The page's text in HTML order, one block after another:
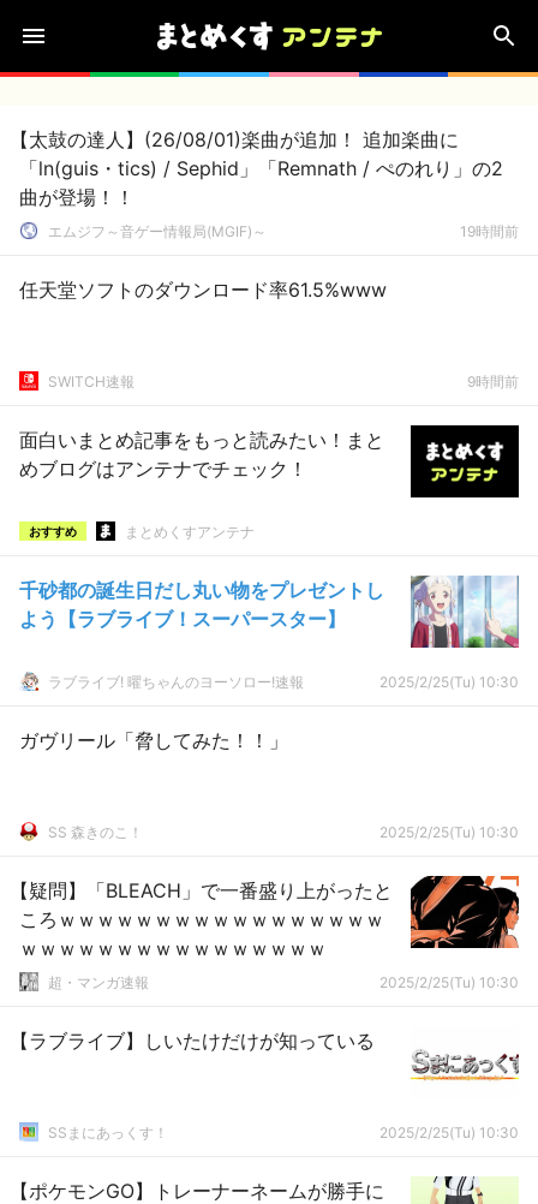
【太鼓の達人】(26/08/01)楽曲が追加！ 追加楽曲に
「ln(guis・tics) / Sephid」「Remnath / ぺのれり」の2
曲が登場！！
エムジフ～音ゲー情報局(MGIF)～ 19時間前
任天堂ソフトのダウンロード率61.5%www
SWITCH速報 9時間前
面白いまとめ記事をもっと読みたい！まと
めブログはアンテナでチェック！
おすすめ まとめくすアンテナ
千砂都の誕生日だし丸い物をプレゼントし
よう【ラブライブ！スーパースター】
ラブライブ! 曜ちゃんのヨーソロー!速報 2025/2/25(Tu) 10:30
ガヴリール「脅してみた！！」
SS 森きのこ！ 2025/2/25(Tu) 10:30
【疑問】「BLEACH」で一番盛り上がったと
ころｗｗｗｗｗｗｗｗｗｗｗｗｗｗｗｗｗ
ｗｗｗｗｗｗｗｗｗｗｗｗｗｗｗｗ
超・マンガ速報 2025/2/25(Tu) 10:30
【ラブライブ】しいたけだけが知っている
SSまにあっくす！ 2025/2/25(Tu) 10:30
【ポケモンGO】トレーナーネームが勝手に